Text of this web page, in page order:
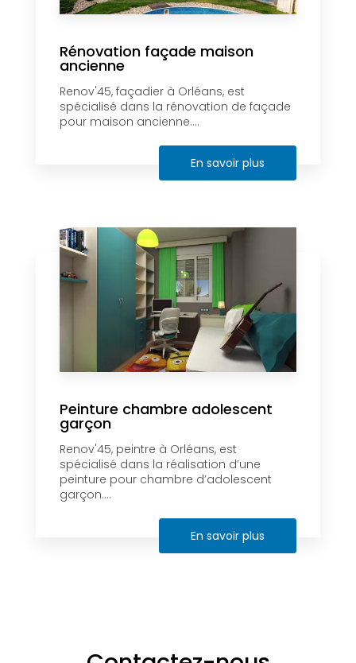
Rénovation façade maison
ancienne
Renov'45, façadier à Orléans, est
spécialisé dans la rénovation de façade
pour maison ancienne....
En savoir plus
Peinture chambre adolescent
garçon
Renov'45, peintre à Orléans, est
spécialisé dans la réalisation d’une
peinture pour chambre d’adolescent
garçon....
En savoir plus